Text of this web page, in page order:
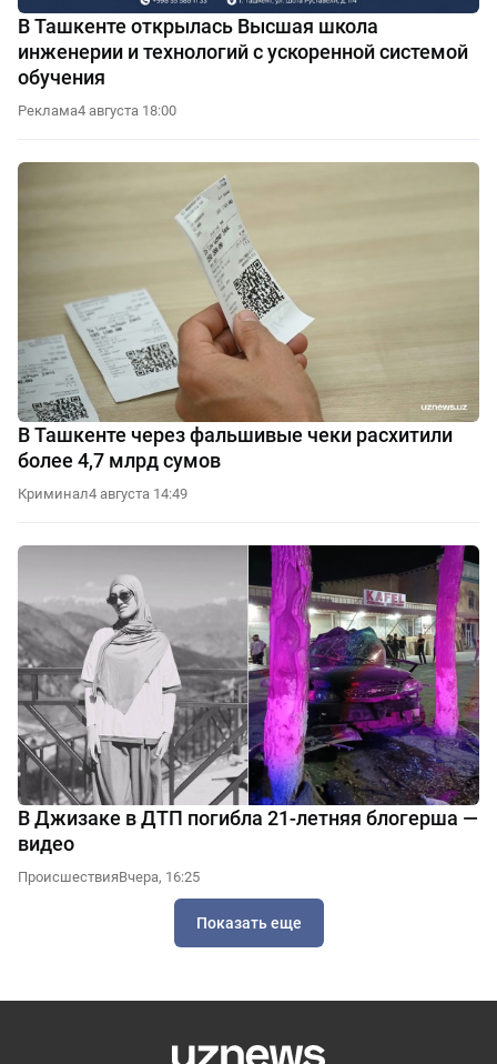
В Ташкенте открылась Высшая школа
инженерии и технологий с ускоренной системой
обучения
Реклама4 августа 18:00
В Ташкенте через фальшивые чеки расхитили
более 4,7 млрд сумов
Криминал4 августа 14:49
В Джизаке в ДТП погибла 21-летняя блогерша —
видео
ПроисшествияВчера, 16:25
Показать еще